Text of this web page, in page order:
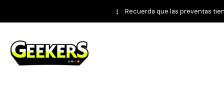
Recuerda que las preventas
Inicio Pokémon TCG